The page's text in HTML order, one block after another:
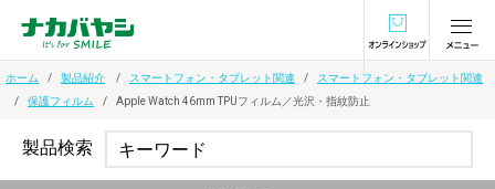
オンラインショ
ホーム 製品紹介 スマートフォン・タブレット関連
スマートフォン・タブレット関連
保護フィルム
Apple Watch 46mm TPUフィルム／光沢・指紋防止
製品検索